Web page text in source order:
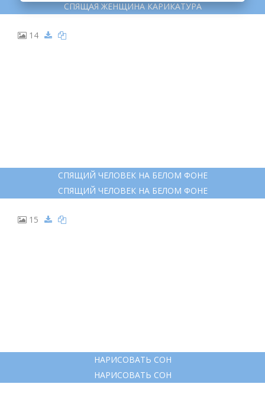
СПЯЩАЯ ЖЕНЩИНА КАРИКАТУРА
14
СПЯЩИЙ ЧЕЛОВЕК НА БЕЛОМ ФОНЕ
СПЯЩИЙ ЧЕЛОВЕК НА БЕЛОМ ФОНЕ
15
НАРИСОВАТЬ СОН
НАРИСОВАТЬ СОН